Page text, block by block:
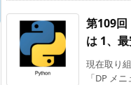
第109
は 1、
現在取り
「DP メ